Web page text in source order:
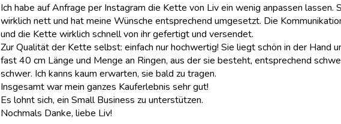
Ich habe auf Anfrage per Instagram die Kette von Liv ein wenig anpassen lassen.
wirklich nett und hat meine Wünsche entsprechend umgesetzt. Die
und die Kette wirklich schnell von ihr gefertigt und versendet.
Zur Qualität der Kette selbst: einfach nur hochwertig! Sie liegt schön in der Hand
fast 40 cm Länge und Menge an Ringen, aus der sie besteht, entsprechend
schwer. Ich kanns kaum erwarten, sie bald zu tragen.
Insgesamt war mein ganzes Kauferlebnis sehr gut!
Es lohnt sich, ein Small Business zu unterstützen.
Nochmals Danke, liebe Liv!